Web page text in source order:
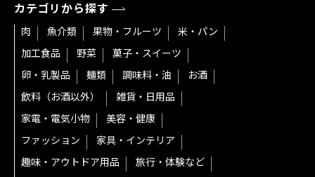
カテゴリから探す
肉 魚介類 果物・フルーツ
米・パン
加工食品
野菜
菓子・スイーツ
卵・乳製品
麺類 調味料・油
お酒
飲料（お酒以外）
雑貨・日用品
家電・電気小物
美容・健康
ファッション
家具・インテリア
趣味・アウトドア用品
旅行・体験など